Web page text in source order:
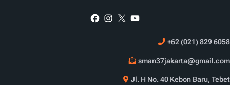
Facebook Instagram X YouTube
+62 (021) 829 6058
sman37jakarta@gmail.com
Jl. H No. 40 Kebon Baru, Tebet